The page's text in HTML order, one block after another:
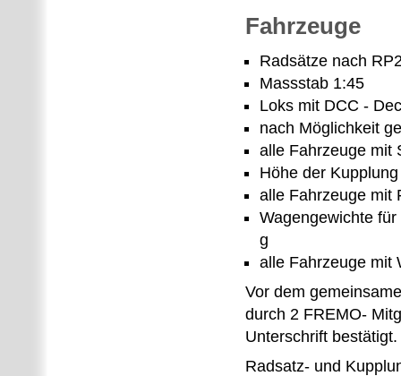
Fahrzeuge
Radsätze nach
Massstab 1:45
Loks mit DCC -
nach Möglichkeit
alle Fahrzeuge mit
Höhe der
alle Fahrzeuge mit
Wagengewichte
g
alle Fahrzeuge mit
Vor dem
durch 2 FREMO-
Unterschrift bestätigt.
Radsatz- und